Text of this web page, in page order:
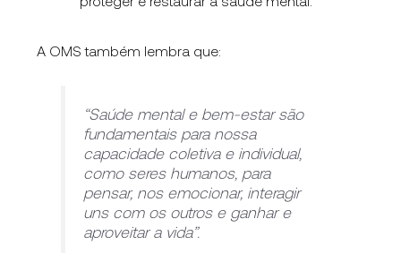
A OMS também lembra que:
“Saúde mental e bem-estar são
fundamentais para nossa
capacidade coletiva e individual,
como seres humanos, para
pensar, nos emocionar, interagir
uns com os outros e ganhar e
aproveitar a vida”.